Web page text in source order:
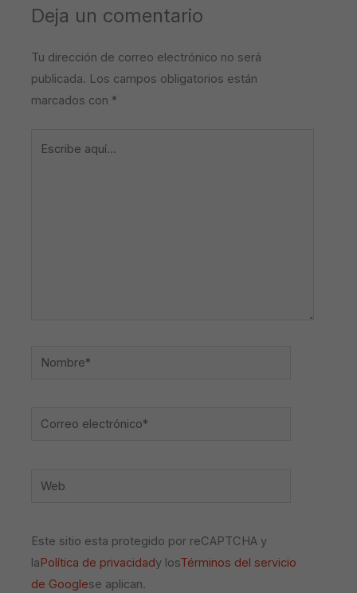
Deja un comentario
Tu dirección de correo electrónico no será
publicada. Los campos obligatorios están
marcados con *
Nombre*
Correo
Web
Este sitio esta protegido por reCAPTCHA y
laPolítica de privacidady losTérminos del servicio
de Googlese aplican.